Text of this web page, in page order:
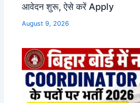
आवेदन शुरू, ऐसे करें Apply
August 9, 2026